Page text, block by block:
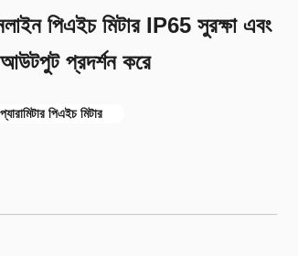
পিএইচ মিটার IP65 সুরক্ষা এবং
প্রদর্শন করে
পিএইচ মিটার